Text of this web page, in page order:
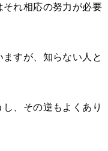
れ相応の努力が必要
すが、知らない人と
、その逆もよくあり